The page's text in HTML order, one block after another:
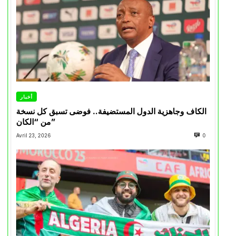
أخبار
الكاف وجاهزية الدول المستضيفة.. فوضى تسبق كل نسخة
من “الكان”
Avril 23, 2026 0